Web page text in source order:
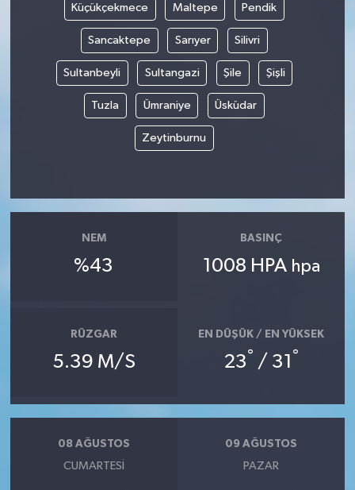
Küçükçekmece Maltepe Pendik
Sancaktepe Sarıyer Silivri
Sultanbeyli Sultangazi Şile Şişli
Tuzla Ümraniye Üsküdar
Zeytinburnu
NEM
%43
BASINÇ
1008 HPA hpa
RÜZGAR
5.39 M/S
EN DÜŞÜK / EN YÜKSEK
23° / 31 °
08 AĞUSTOS
CUMARTESI
09 AĞUSTOS
PAZAR